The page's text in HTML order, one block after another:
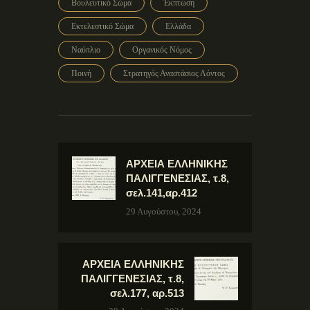
Βουλευτικό Σώμα Έκπτωση
Εκτελεστικό Σώμα Ελλάδα
Ναύπλιο Οργανικός Νόμος
Ποινή Στρατηγός Αναστάσιος Λόντος
ΑΡΧΕΙΑ ΕΛΛΗΝΙΚΗΣ
ΠΑΛΙΓΓΕΝΕΣΙΑΣ, τ.8,
σελ.141,αρ.412
29 Αυγούστου, 2024
ΑΡΧΕΙΑ ΕΛΛΗΝΙΚΗΣ
ΠΑΛΙΓΓΕΝΕΣΙΑΣ, τ.8,
σελ.177, αρ.513